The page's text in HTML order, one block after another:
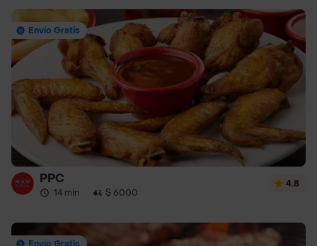
Envío Gratis
PPC
14 min · $ 6000
4.8